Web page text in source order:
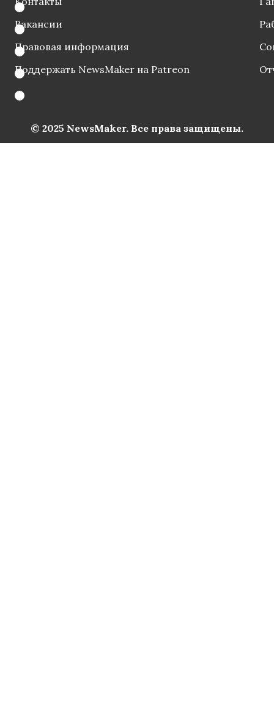
Вакансии
Правовая информация
Поддержать NewsMaker на Patreon
© 2025 NewsMaker. Все права защищены.